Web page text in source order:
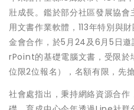
壯成長。鑑於部分社區發展協
用文書作業軟體，113年特別與
金會合作，於5月24及6月5日
rPoint的基礎電腦文書，受限
位限2位報名），名額有限，先
社會處指出，秉持網絡資源合